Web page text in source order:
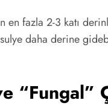
en fazla 2-3 katı
daha derine
“Fungal”